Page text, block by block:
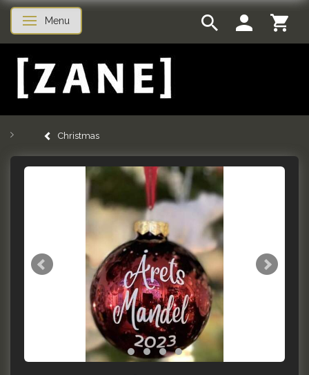
Toggle navigation
Menu
Christmas